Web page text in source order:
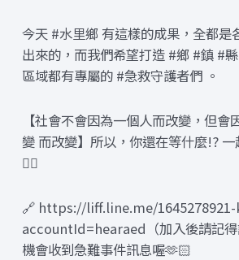
今天 #水里鄉 有這樣的成果，全都是
出來的，而我們希望打造 #鄉 #鎮 #
區域都有專屬的 #急救守護者們 。
【社會不會因為一個人而改變，但會
變 而改變】所以，你還在等什麼!?
❤️‍🔥
🔗 https://liff.line.me/1645278921-
accountId=hearaed（加入後請記
機會收到急難事件訊息喔🫶🏻